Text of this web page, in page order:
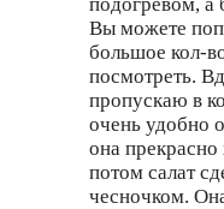
Вы можете
большое кол-
посмотреть.
пропускаю в
очень удобно
она
потом салат
чесночком.